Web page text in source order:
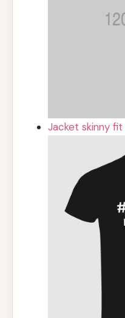
Jacket skinny fit